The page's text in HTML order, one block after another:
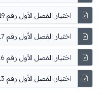
اختبار الفصل الأول رقم 19
اختبار الفصل الأول رقم 17
اختبار الفصل الأول رقم 16
اختبار الفصل الأول رقم 13